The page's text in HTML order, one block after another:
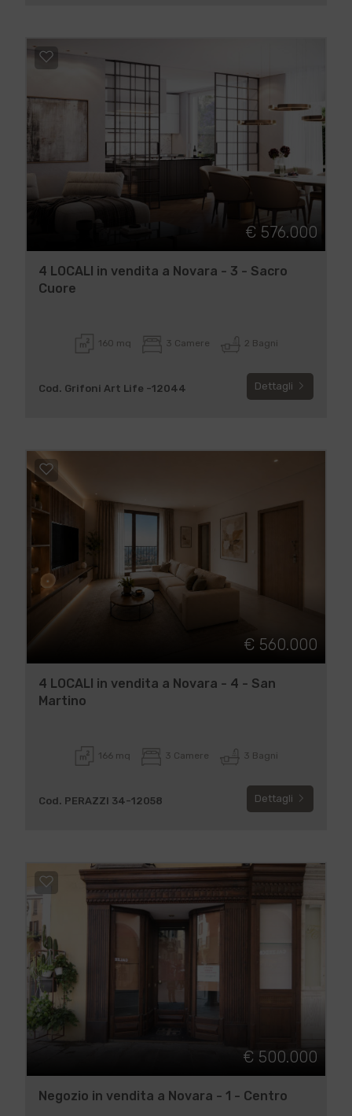
€ 576.000
4 LOCALI in vendita a Novara - 3 - Sacro
Cuore
160 mq 3 Camere 2 Bagni
Cod. Grifoni Art Life -12044 Dettagli
€ 560.000
4 LOCALI in vendita a Novara - 4 - San
Martino
166 mq 3 Camere 3 Bagni
Cod. PERAZZI 34-12058 Dettagli
€ 500.000
Negozio in vendita a Novara - 1 - Centro